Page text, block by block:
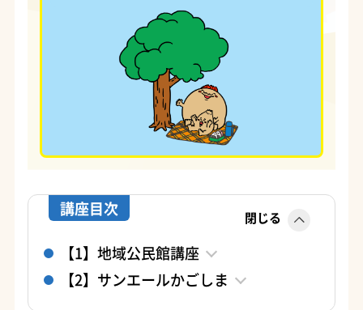
講座目次 閉じる
【1】地域公民館講座
【2】サンエールかごしま